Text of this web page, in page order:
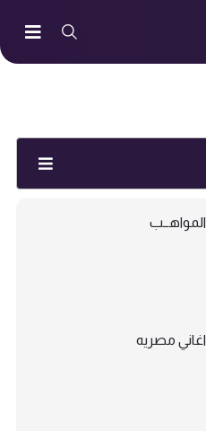
المواهــب
اغاني مصريه